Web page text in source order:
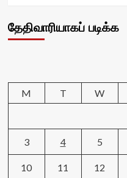
தேதிவாரியாகப் படிக்க
M
T W
3 4 5
10 11 12